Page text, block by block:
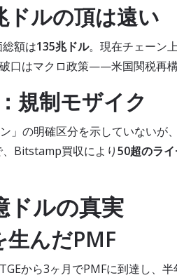
ドルの頂は遠い
額は135兆ドル。現在チェーン
口はマクロ政策——米国関税再構
規制モザイク
」の明確区分を示していないが
Bitstamp買収により50超のラ
ドルの真実
んだPMF
から3ヶ月でPMFに到達し、半